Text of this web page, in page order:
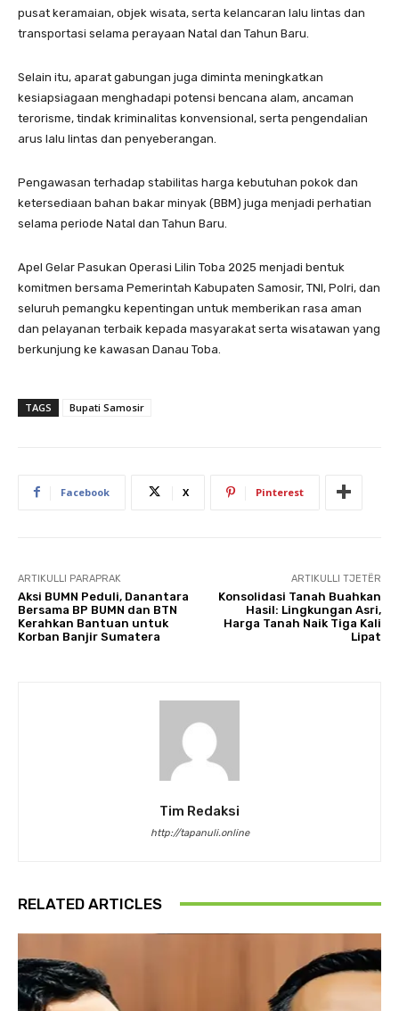
pusat keramaian, objek wisata, serta kelancaran lalu lintas dan
transportasi selama perayaan Natal dan Tahun Baru.
Selain itu, aparat gabungan juga diminta meningkatkan
kesiapsiagaan menghadapi potensi bencana alam, ancaman
terorisme, tindak kriminalitas konvensional, serta pengendalian
arus lalu lintas dan penyeberangan.
Pengawasan terhadap stabilitas harga kebutuhan pokok dan
ketersediaan bahan bakar minyak (BBM) juga menjadi perhatian
selama periode Natal dan Tahun Baru.
Apel Gelar Pasukan Operasi Lilin Toba 2025 menjadi bentuk
komitmen bersama Pemerintah Kabupaten Samosir, TNI, Polri, dan
seluruh pemangku kepentingan untuk memberikan rasa aman
dan pelayanan terbaik kepada masyarakat serta wisatawan yang
berkunjung ke kawasan Danau Toba.
TAGS Bupati Samosir
Facebook X Pinterest
ARTIKULLI PARAPRAK
Aksi BUMN Peduli, Danantara
Bersama BP BUMN dan BTN
Kerahkan Bantuan untuk
Korban Banjir Sumatera
ARTIKULLI TJETËR
Konsolidasi Tanah Buahkan
Hasil: Lingkungan Asri,
Harga Tanah Naik Tiga Kali
Lipat
Tim Redaksi
http://tapanuli.online
RELATED ARTICLES